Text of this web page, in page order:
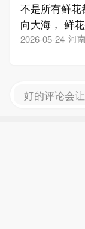
不是所有鲜
向大海， 鲜
热爱，山海皆
2026-05-24 河
好的评论会